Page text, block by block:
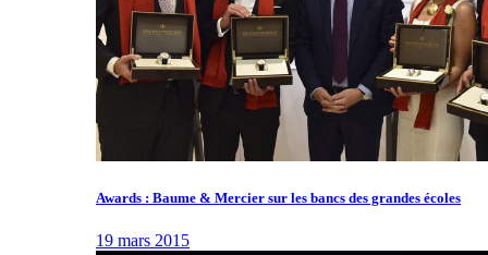
Awards : Baume & Mercier sur les bancs des grandes écoles
19 mars 2015